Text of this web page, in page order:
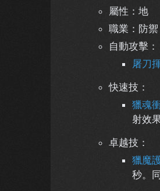
屬性：地
職業：防禦
自動攻擊：
屠刀
快速技：
獵魂
射效
卓越技：
獵魔
秒。